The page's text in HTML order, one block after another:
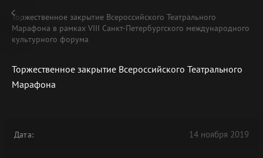
В АРХИВЕ
Торжественное закрытие Всероссийского Театрального
Марафона в рамках VIII Санкт-Петербургского международного
культурного форума
Торжественное закрытие Всероссийского Театрального
Марафона
Дата: 14 ноября 2019